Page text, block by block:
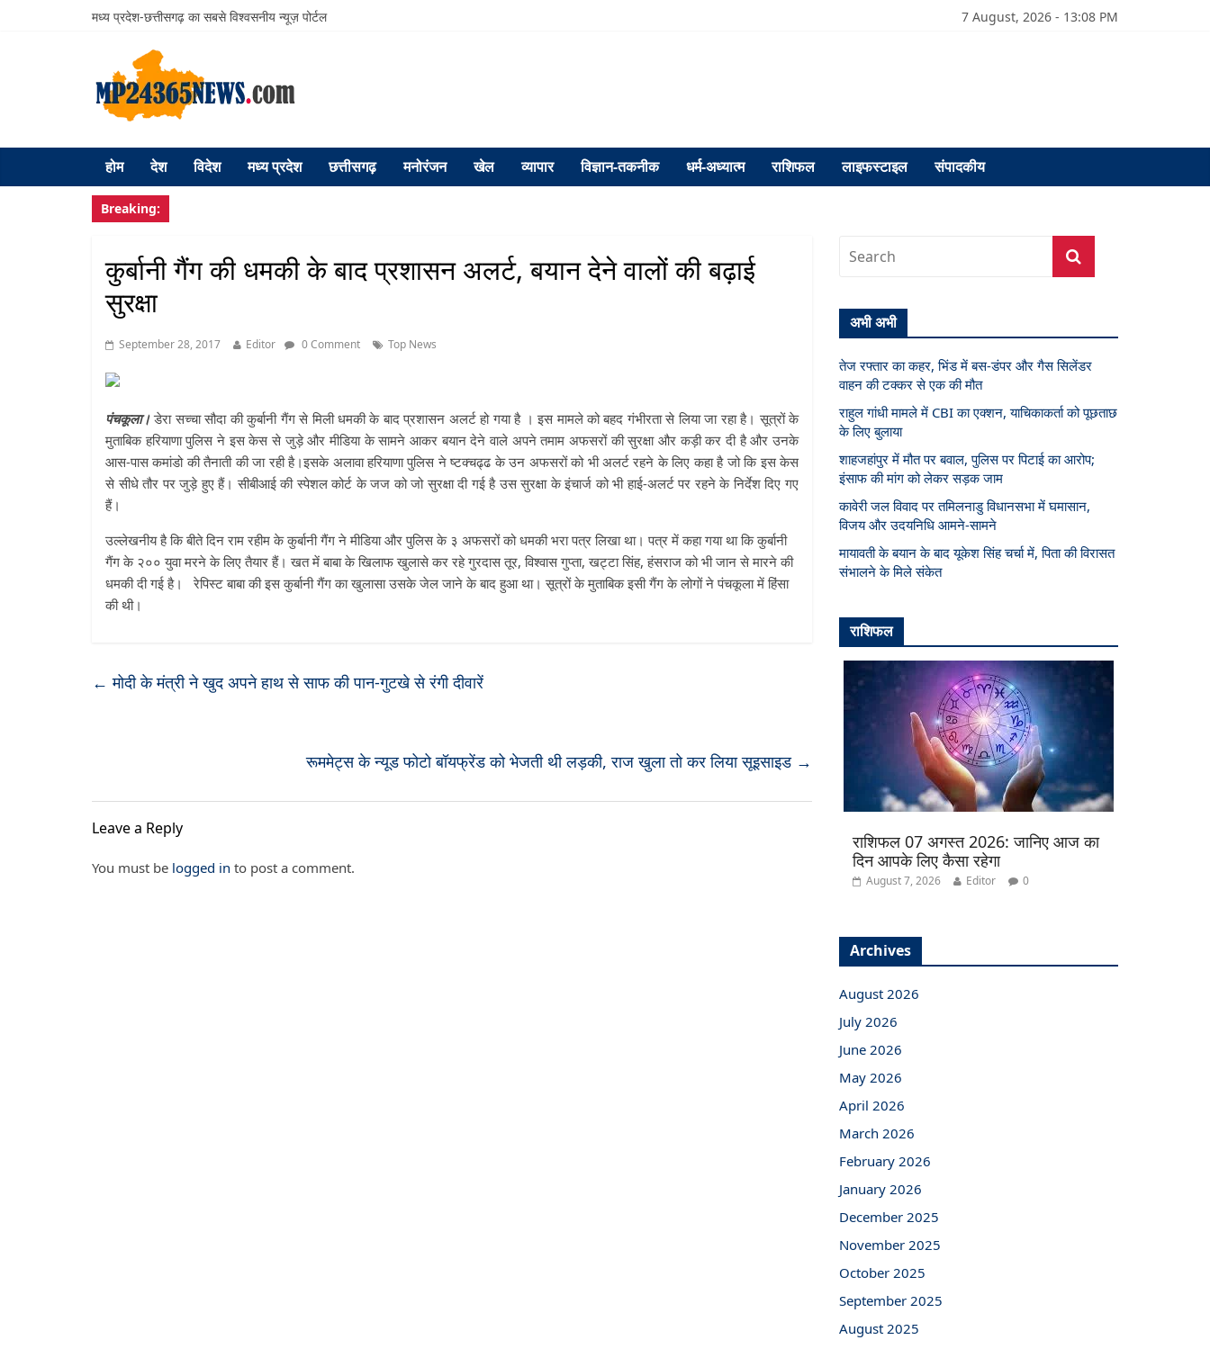
मध्य प्रदेश-छत्तीसगढ़ का सबसे विश्वसनीय न्यूज़ पोर्टल 7 August, 2026 - 13:08 PM
होम देश विदेश मध्य प्रदेश छत्तीसगढ़ मनोरंजन खेल व्यापार विज्ञान-तकनीक धर्म-अध्यात्म राशिफल लाइफस्टाइल संपादकीय
Breaking:
कुर्बानी गैंग की धमकी के बाद प्रशासन अलर्ट, बयान देने वालों की बढ़ाई
सुरक्षा
September 28, 2017 Editor 0 Comment Top News
पंचकूला।डेरा सच्चा सौदा की कुर्बानी गैंग से मिली धमकी के बाद प्रशासन अलर्ट हो गया है । इस मामले को बहद गंभीरता से लिया जा रहा है। सूत्रों के
मुताबिक हरियाणा पुलिस ने इस केस से जुड़े और मीडिया के सामने आकर बयान देने वाले अपने तमाम अफसरों की सुरक्षा और कड़ी कर दी है और उनके
आस-पास कमांडो की तैनाती की जा रही है।इसके अलावा हरियाणा पुलिस ने ष्टक्चढ्ढ के उन अफसरों को भी अलर्ट रहने के लिए कहा है जो कि इस केस
से सीधे तौर पर जुड़े हुए हैं। सीबीआई की स्पेशल कोर्ट के जज को जो सुरक्षा दी गई है उस सुरक्षा के इंचार्ज को भी हाई-अलर्ट पर रहने के निर्देश दिए गए
हैं।
उल्लेखनीय है कि बीते दिन राम रहीम के कुर्बानी गैंग ने मीडिया और पुलिस के ३ अफसरों को धमकी भरा पत्र लिखा था। पत्र में कहा गया था कि कुर्बानी
गैंग के २०० युवा मरने के लिए तैयार हैं। खत में बाबा के खिलाफ खुलासे कर रहे गुरदास तूर, विश्वास गुप्ता, खट्टा सिंह, हंसराज को भी जान से मारने की
धमकी दी गई है। रेपिस्ट बाबा की इस कुर्बानी गैंग का खुलासा उसके जेल जाने के बाद हुआ था। सूत्रों के मुताबिक इसी गैंग के लोगों ने पंचकूला में हिंसा
की थी।
← मोदी के मंत्री ने खुद अपने हाथ से साफ की पान-गुटखे से रंगी दीवारें
रूममेट्स के न्यूड फोटो बॉयफ्रेंड को भेजती थी लड़की, राज खुला तो कर लिया सूइसाइड →
Leave a Reply
You must be logged in to post a comment.
अभी अभी
तेज रफ्तार का कहर, भिंड में बस-डंपर और गैस सिलेंडर
वाहन की टक्कर से एक की मौत
राहुल गांधी मामले में CBI का एक्शन, याचिकाकर्ता को पूछताछ
के लिए बुलाया
शाहजहांपुर में मौत पर बवाल, पुलिस पर पिटाई का आरोप;
इंसाफ की मांग को लेकर सड़क जाम
कावेरी जल विवाद पर तमिलनाडु विधानसभा में घमासान,
विजय और उदयनिधि आमने-सामने
मायावती के बयान के बाद यूकेश सिंह चर्चा में, पिता की विरासत
संभालने के मिले संकेत
राशिफल
राशिफल 07 अगस्त 2026: जानिए आज का
दिन आपके लिए कैसा रहेगा
August 7, 2026 Editor 0
Archives
August 2026
July 2026
June 2026
May 2026
April 2026
March 2026
February 2026
January 2026
December 2025
November 2025
October 2025
September 2025
August 2025